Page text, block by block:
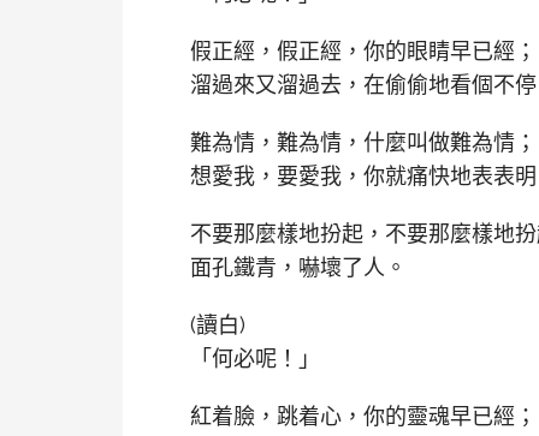
假正經，假正經，你的眼睛早已經；
溜過來又溜過去，在偷偷地看個不停
難為情，難為情，什麼叫做難為情；
想愛我，要愛我，你就痛快地表表明
不要那麼樣地扮起，不要那麼樣地扮
面孔鐵青，嚇壞了人。
(讀白)
「何必呢！」
紅着臉，跳着心，你的靈魂早已經；